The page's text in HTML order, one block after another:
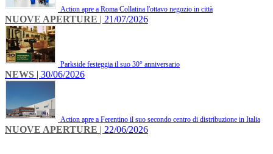
Action apre a Roma Collatina l'ottavo negozio in città
NUOVE APERTURE | 21/07/2026
Parkside festeggia il suo 30° anniversario
NEWS | 30/06/2026
Action apre a Ferentino il suo secondo centro di distribuzione in Italia
NUOVE APERTURE | 22/06/2026